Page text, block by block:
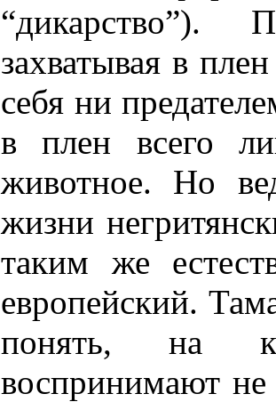
“дикарство”).
захватывая в
себя ни
в плен всего
животное. Но
жизни
таким же
европейский.
понять, на
воспринимают не